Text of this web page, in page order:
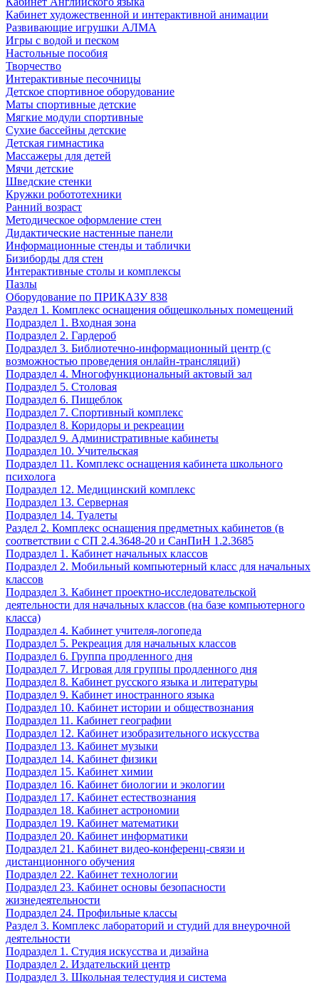
Кабинет художественной и интерактивной анимации
Развивающие игрушки АЛМА
Игры с водой и песком
Настольные пособия
Творчество
Интерактивные песочницы
Детское спортивное оборудование
Маты спортивные детские
Мягкие модули спортивные
Сухие бассейны детские
Детская гимнастика
Массажеры для детей
Мячи детские
Шведские стенки
Кружки робототехники
Ранний возраст
Методическое оформление стен
Дидактические настенные панели
Информационные стенды и таблички
Бизиборды для стен
Интерактивные столы и комплексы
Пазлы
Оборудование по ПРИКАЗУ 838
Раздел 1. Комплекс оснащения общешкольных помещений
Подраздел 1. Входная зона
Подраздел 2. Гардероб
Подраздел 3. Библиотечно-информационный центр (с
возможностью проведения онлайн-трансляций)
Подраздел 4. Многофункциональный актовый зал
Подраздел 5. Столовая
Подраздел 6. Пищеблок
Подраздел 7. Спортивный комплекс
Подраздел 8. Коридоры и рекреации
Подраздел 9. Административные кабинеты
Подраздел 10. Учительская
Подраздел 11. Комплекс оснащения кабинета школьного
психолога
Подраздел 12. Медицинский комплекс
Подраздел 13. Серверная
Подраздел 14. Туалеты
Раздел 2. Комплекс оснащения предметных кабинетов (в
соответствии с СП 2.4.3648-20 и СанПиН 1.2.3685
Подраздел 1. Кабинет начальных классов
Подраздел 2. Мобильный компьютерный класс для начальных
классов
Подраздел 3. Кабинет проектно-исследовательской
деятельности для начальных классов (на базе компьютерного
класса)
Подраздел 4. Кабинет учителя-логопеда
Подраздел 5. Рекреация для начальных классов
Подраздел 6. Группа продленного дня
Подраздел 7. Игровая для группы продленного дня
Подраздел 8. Кабинет русского языка и литературы
Подраздел 9. Кабинет иностранного языка
Подраздел 10. Кабинет истории и обществознания
Подраздел 11. Кабинет географии
Подраздел 12. Кабинет изобразительного искусства
Подраздел 13. Кабинет музыки
Подраздел 14. Кабинет физики
Подраздел 15. Кабинет химии
Подраздел 16. Кабинет биологии и экологии
Подраздел 17. Кабинет естествознания
Подраздел 18. Кабинет астрономии
Подраздел 19. Кабинет математики
Подраздел 20. Кабинет информатики
Подраздел 21. Кабинет видео-конференц-связи и
дистанционного обучения
Подраздел 22. Кабинет технологии
Подраздел 23. Кабинет основы безопасности
жизнедеятельности
Подраздел 24. Профильные классы
Раздел 3. Комплекс лабораторий и студий для внеурочной
деятельности
Подраздел 1. Студия искусства и дизайна
Подраздел 2. Издательский центр
Подраздел 3. Школьная телестудия и система